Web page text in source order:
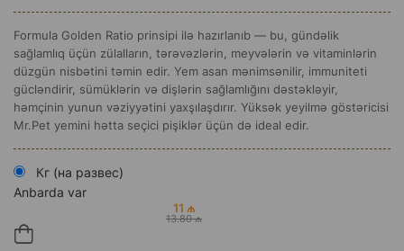
Formula Golden Ratio prinsipi ilə hazırlanıb — bu, gündəlik
sağlamlıq üçün zülalların, tərəvəzlərin, meyvələrin və vitaminlərin
düzgün nisbətini təmin edir. Yem asan mənimsənilir, immuniteti
gücləndirir, sümüklərin və dişlərin sağlamlığını dəstəkləyir,
həmçinin yunun vəziyyətini yaxşılaşdırır. Yüksək yeyilmə göstəricisi
Mr.Pet yemini hətta seçici pişiklər üçün də ideal edir.
Кг (на развес)
Anbarda var
11 ₼
13.80 ₼